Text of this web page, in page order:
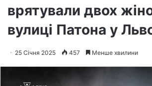
врятували двох
вулиці Патона у
25 Січня 2025 457 Менше хвилини